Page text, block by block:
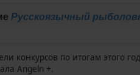
Русскоязычный
конкурсов по итогам этого
Angeln +.